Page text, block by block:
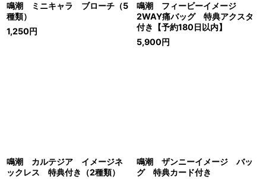
鳴潮 ミニキャラ ブローチ（5
種類）
1,250円
鳴潮 フィービーイメージ
2WAY痛バッグ 特典アクスタ
付き【予約180日以内】
5,900円
鳴潮 カルテジア イメージネ
ックレス 特典付き（2種類）
鳴潮 ザンニーイメージ バッ
グ 特典カード付き